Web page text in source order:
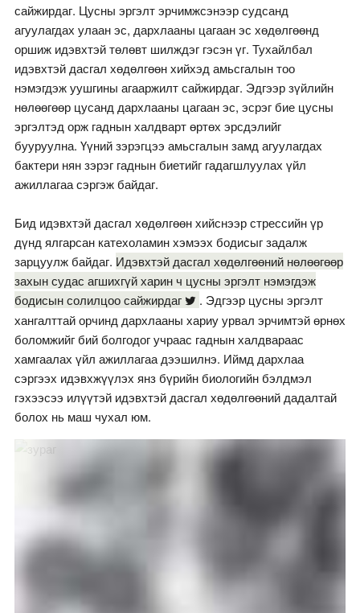
сайжирдаг. Цусны эргэлт эрчимжсэнээр судсанд
агуулагдах улаан эс, дархлааны цагаан эс хөдөлгөөнд
оршиж идэвхтэй төлөвт шилждэг гэсэн үг. Тухайлбал
идэвхтэй дасгал хөдөлгөөн хийхэд амьсгалын тоо
нэмэгдэж уушгины агааржилт сайжирдаг. Эдгээр зүйлийн
нөлөөгөөр цусанд дархлааны цагаан эс, эсрэг бие цусны
эргэлтэд орж гаднын халдварт өртөх эрсдэлийг
бууруулна. Үүний зэрэгцээ амьсгалын замд агуулагдах
бактери нян зэрэг гаднын биетийг гадагшлуулах үйл
ажиллагаа сэргэж байдаг.
Бид идэвхтэй дасгал хөдөлгөөн хийснээр стрессийн үр
дүнд ялгарсан катехоламин хэмээх бодисыг задалж
зарцуулж байдаг. Идэвхтэй дасгал хөдөлгөөний нөлөөгөөр
захын судас агшихгүй харин ч цусны эргэлт нэмэгдэж
бодисын солилцоо сайжирдаг
. Эдгээр цусны эргэлт
хангалттай орчинд дархлааны хариу урвал эрчимтэй өрнөх
боломжийг бий болгодог учраас гаднын халдвараас
хамгаалах үйл ажиллагаа дээшилнэ. Иймд дархлаа
сэргээх идэвхжүүлэх янз бүрийн биологийн бэлдмэл
гэхээсээ илүүтэй идэвхтэй дасгал хөдөлгөөний дадалтай
болох нь маш чухал юм.